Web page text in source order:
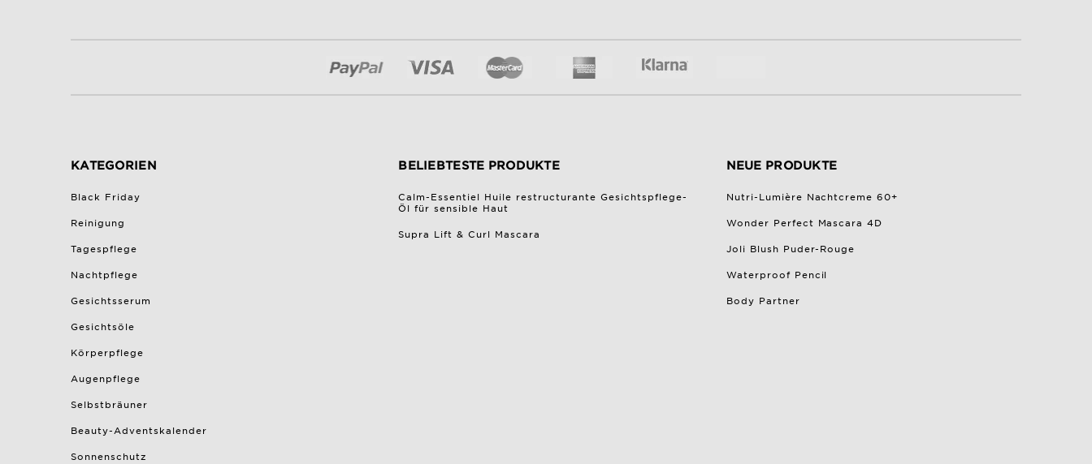
KATEGORIEN
Black Friday
Reinigung
Tagespflege
Nachtpflege
Gesichtsserum
Gesichtsöle
Körperpflege
Augenpflege
Selbstbräuner
Beauty-Adventskalender
Sonnenschutz
BELIEBTESTE PRODUKTE
Calm-Essentiel Huile restructurante Gesichtspflege-
Öl für sensible Haut
Supra Lift & Curl Mascara
NEUE PRODUKTE
Nutri-Lumière Nachtcreme 60+
Wonder Perfect Mascara 4D
Joli Blush Puder-Rouge
Waterproof Pencil
Body Partner